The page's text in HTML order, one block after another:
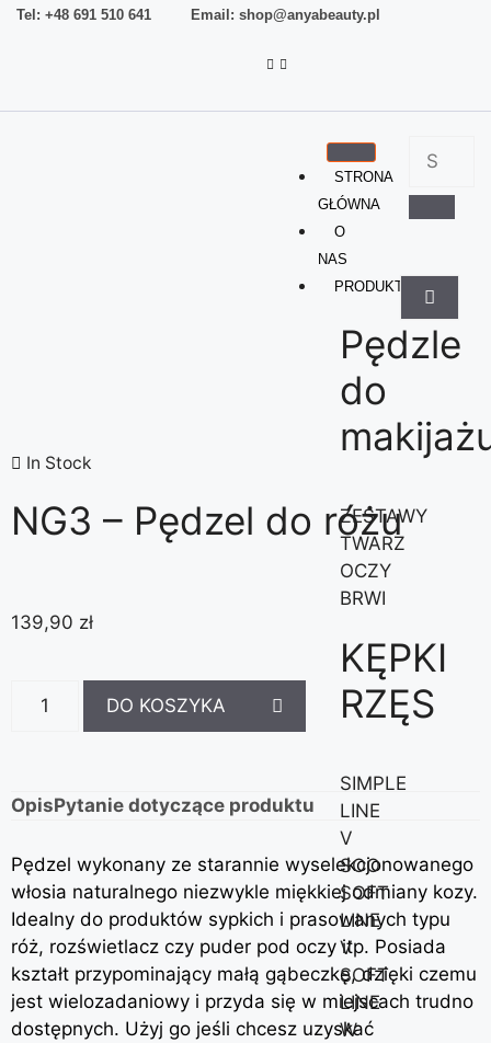
Tel: +48 691 510 641 Email: shop@anyabeauty.pl
STRONA
GŁÓWNA
O
NAS
PRODUKTY
Pędzle
do
ZESTAWY
TWARZ
OCZY
BRWI
KĘPKI
RZĘS
SIMPLE
LINE
V
SOO
SOFT
LINE
V
SOFT
LINE
W
In Stock
NG3 – Pędzel do różu
139,90 zł
DO KOSZYKA
OpisPytanie dotyczące produktu
Pędzel wykonany ze starannie wyselekcjonowanego
włosia naturalnego niezwykle miękkiej odmiany kozy.
Idealny do produktów sypkich i prasowanych typu
róż, rozświetlacz czy puder pod oczy itp. Posiada
kształt przypominający małą gąbeczkę, dzięki czemu
jest wielozadaniowy i przyda się w miejscach trudno
dostępnych. Użyj go jeśli chcesz uzyskać